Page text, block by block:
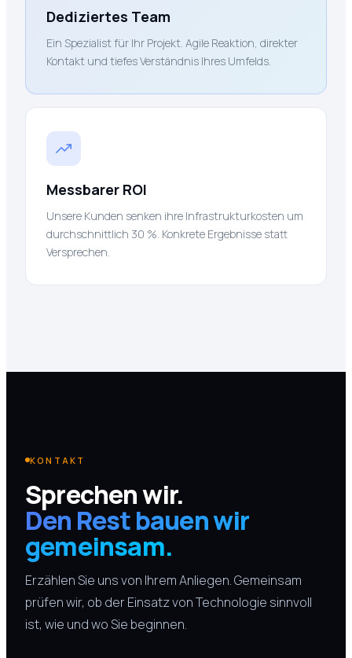
Dediziertes Team
Ein Spezialist für Ihr Projekt. Agile Reaktion, direkter
Kontakt und tiefes Verständnis Ihres Umfelds.
Messbarer ROI
Unsere Kunden senken ihre Infrastrukturkosten um
durchschnittlich 30 %. Konkrete Ergebnisse statt
Versprechen.
KONTAKT
Sprechen wir.
Den Rest bauen wir
gemeinsam.
Erzählen Sie uns von Ihrem Anliegen. Gemeinsam
prüfen wir, ob der Einsatz von Technologie sinnvoll
ist, wie und wo Sie beginnen.